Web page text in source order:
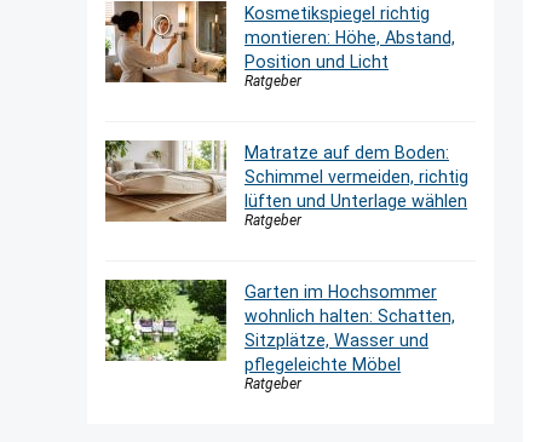
Kosmetikspiegel richtig
montieren: Höhe, Abstand,
Position und Licht
Ratgeber
Matratze auf dem Boden:
Schimmel vermeiden, richtig
lüften und Unterlage wählen
Ratgeber
Garten im Hochsommer
wohnlich halten: Schatten,
Sitzplätze, Wasser und
pflegeleichte Möbel
Ratgeber